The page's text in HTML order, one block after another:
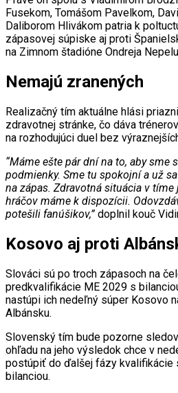
Fusekom, Tomášom Pavelkom,
Daliborom Hlivákom patria k
zápasovej súpiske aj proti
na Zimnom štadióne Ondreja
Nemajú zranených
Realizačný tím aktuálne hlási
zdravotnej stránke, čo dáva
na rozhodujúci duel bez
“Máme ešte pár dní na to, aby sme
podmienky. Sme tu spokojní a už
na zápas. Zdravotná situácia v tíme
hráčov máme k dispozícii.
potešili fanúšikov,”doplnil kouč
Kosovo aj proti
Slováci sú po troch zápasoch na
predkvalifikácie ME 2029 s
nastúpi ich nedeľný súper Kosovo
Albánsku.
Slovenský tím bude pozorne
ohľadu na jeho výsledok chce v
postúpiť do ďalšej fázy kvalifikácie
bilanciou.